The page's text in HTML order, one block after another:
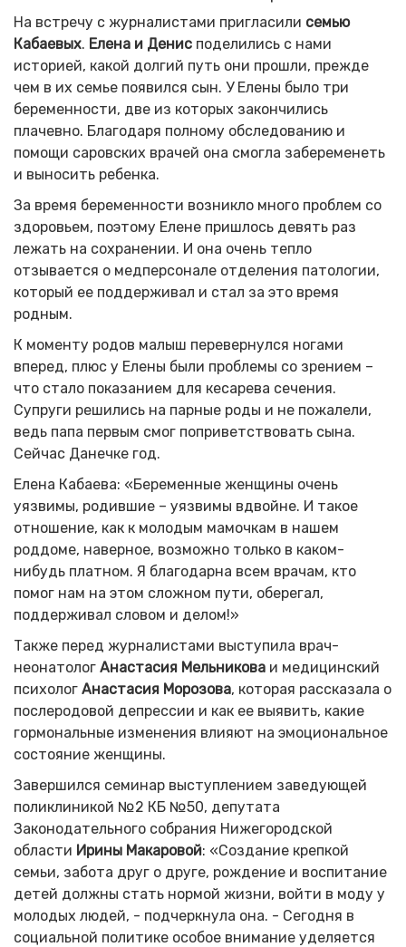
На встречу с журналистами пригласили семью
Кабаевых. Елена и Денис поделились с нами
историей, какой долгий путь они прошли, прежде
чем в их семье появился сын. У Елены было три
беременности, две из которых закончились
плачевно. Благодаря полному обследованию и
помощи саровских врачей она смогла забеременеть
и выносить ребенка.
За время беременности возникло много проблем со
здоровьем, поэтому Елене пришлось девять раз
лежать на сохранении. И она очень тепло
отзывается о медперсонале отделения патологии,
который ее поддерживал и стал за это время
родным.
К моменту родов малыш перевернулся ногами
вперед, плюс у Елены были проблемы со зрением –
что стало показанием для кесарева сечения.
Супруги решились на парные роды и не пожалели,
ведь папа первым смог поприветствовать сына.
Сейчас Данечке год.
Елена Кабаева: «Беременные женщины очень
уязвимы, родившие – уязвимы вдвойне. И такое
отношение, как к молодым мамочкам в нашем
роддоме, наверное, возможно только в каком-
нибудь платном. Я благодарна всем врачам, кто
помог нам на этом сложном пути, оберегал,
поддерживал словом и делом!»
Также перед журналистами выступила врач-
неонатолог Анастасия Мельникова и медицинский
психолог Анастасия Морозова, которая рассказала о
послеродовой депрессии и как ее выявить, какие
гормональные изменения влияют на эмоциональное
состояние женщины.
Завершился семинар выступлением заведующей
поликлиникой №2 КБ №50, депутата
Законодательного собрания Нижегородской
области Ирины Макаровой: «Создание крепкой
семьи, забота друг о друге, рождение и воспитание
детей должны стать нормой жизни, войти в моду у
молодых людей, - подчеркнула она. - Сегодня в
социальной политике особое внимание уделяется